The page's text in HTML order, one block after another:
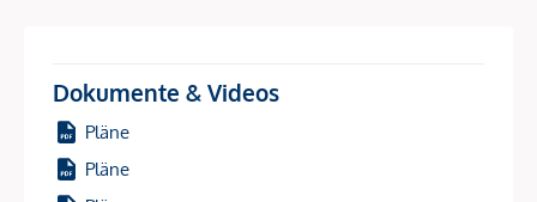
vorinstalliert.
Im Garten gibt es ein Schwimmbiotop sowie ein Salettl.
Die Fahrzeit beträgt zur Wiener Innenstadt ca 40 Minuten
Dokumente & Videos
Pläne
Pläne